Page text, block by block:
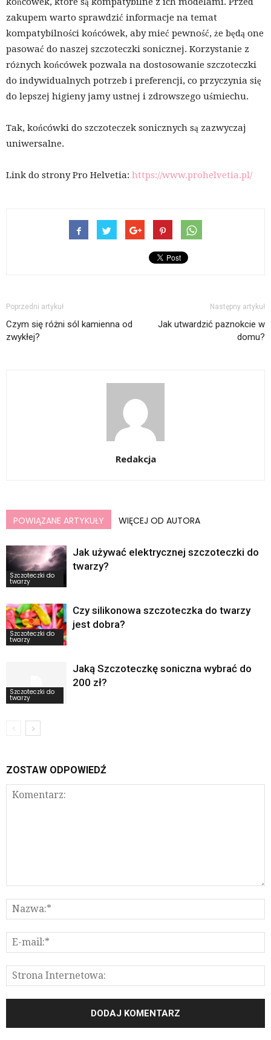
zakupem warto sprawdzić informacje na temat
kompatybilności końcówek, aby mieć pewność, że będą one
pasować do naszej szczoteczki sonicznej. Korzystanie z
różnych końcówek pozwala na dostosowanie szczoteczki
do indywidualnych potrzeb i preferencji, co przyczynia się
do lepszej higieny jamy ustnej i zdrowszego uśmiechu.
Tak, końcówki do szczoteczek sonicznych są zazwyczaj
uniwersalne.
Link do strony Pro Helvetia: https://www.prohelvetia.pl/
Poprzedni artykuł
Czym się różni sól kamienna od
zwykłej?
Następny artykuł
Jak utwardzić paznokcie w
domu?
Redakcja
POWIĄZANE ARTYKUŁY WIĘCEJ OD AUTORA
Szczoteczki do
twarzy
Jak używać elektrycznej szczoteczki do
twarzy?
Szczoteczki do
twarzy
Czy silikonowa szczoteczka do twarzy
jest dobra?
Szczoteczki do
twarzy
Jaką Szczoteczkę soniczna wybrać do
200 zł?
ZOSTAW ODPOWIEDŹ